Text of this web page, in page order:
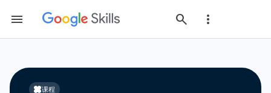
课程